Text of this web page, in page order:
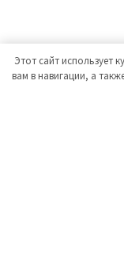
Этот сайт использует
вам в навигации, а